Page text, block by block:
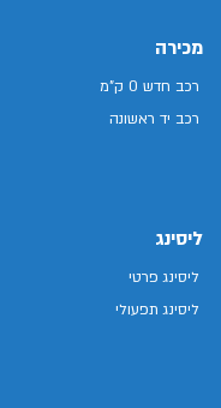
מכירה
רכב חדש 0 ק"מ
רכב יד ראשונה
ליסינג
ליסינג פרטי
ליסינג תפעולי